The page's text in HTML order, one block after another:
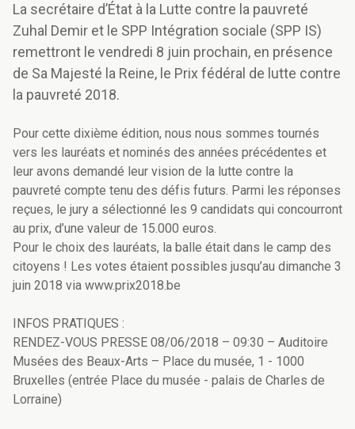
La secrétaire d’État à la Lutte contre la pauvreté
Zuhal Demir et le SPP Intégration sociale (SPP IS)
remettront le vendredi 8 juin prochain, en présence
de Sa Majesté la Reine, le Prix fédéral de lutte contre
la pauvreté 2018.
Pour cette dixième édition, nous nous sommes tournés
vers les lauréats et nominés des années précédentes et
leur avons demandé leur vision de la lutte contre la
pauvreté compte tenu des défis futurs. Parmi les réponses
reçues, le jury a sélectionné les 9 candidats qui concourront
au prix, d’une valeur de 15.000 euros.
Pour le choix des lauréats, la balle était dans le camp des
citoyens ! Les votes étaient possibles jusqu’au dimanche 3
juin 2018 via www.prix2018.be
INFOS PRATIQUES :
RENDEZ-VOUS PRESSE 08/06/2018 – 09:30 – Auditoire
Musées des Beaux-Arts – Place du musée, 1 - 1000
Bruxelles (entrée Place du musée - palais de Charles de
Lorraine)